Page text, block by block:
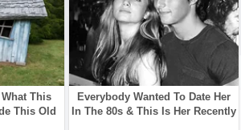
online.com Все права защищены.